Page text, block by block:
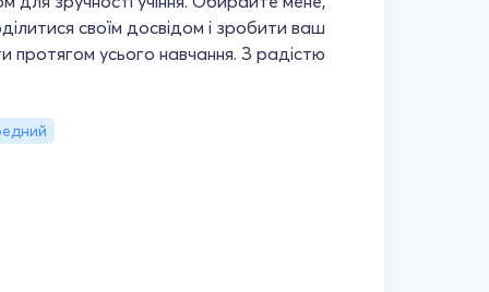
своїм досвідом і зробити ваш
протягом усього навчання. З радістю